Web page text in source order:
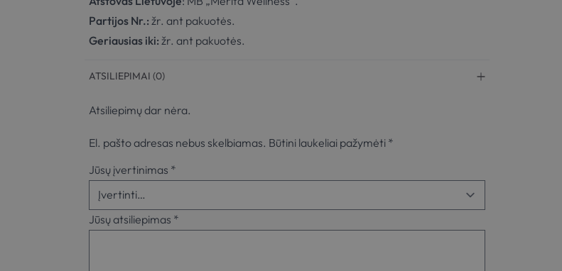
Partijos Nr.:žr. ant pakuotės.
Geriausias iki:žr. ant pakuotės.
ATSILIEPIMAI (0)
Atsiliepimų dar nėra.
El. pašto adresas nebus skelbiamas. Būtini laukeliai pažymėti*
Jūsų įvertinimas *
Jūsų atsiliepimas *